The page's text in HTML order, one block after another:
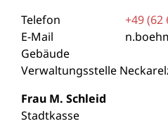
Telefon +49 (62
E-Mail
Gebäude
Verwaltungsstelle
Frau M. Schleid
Stadtkasse